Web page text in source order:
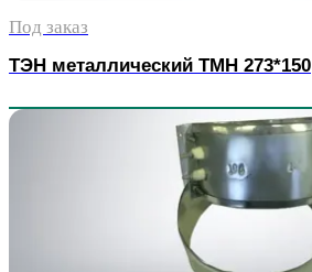
Под заказ
ТЭН металлический TMH 273*150